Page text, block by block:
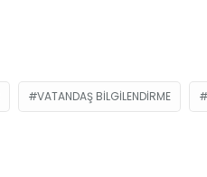
VATANDAŞ BILGILENDIRME